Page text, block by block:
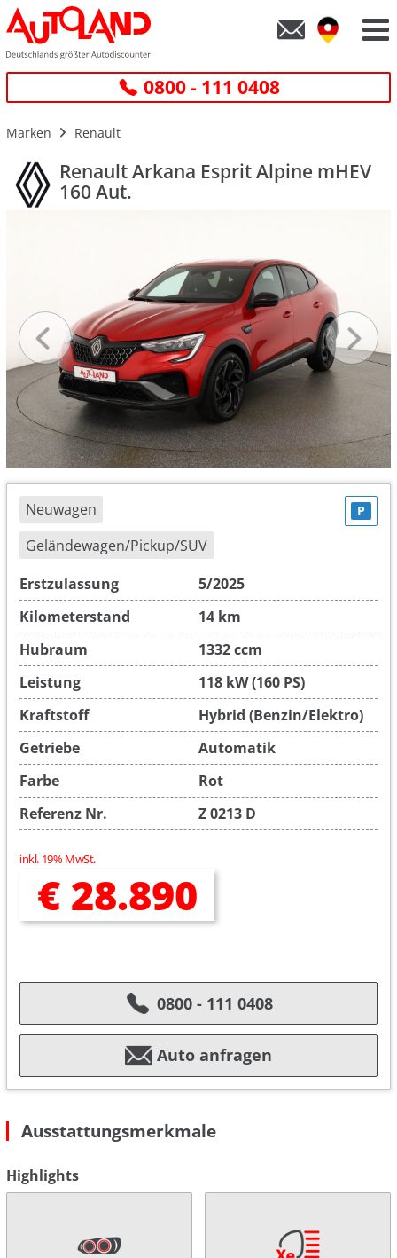
0800 - 111 0408
Marken Renault
Renault Arkana Esprit Alpine mHEV
160 Aut.
Neuwagen
Geländewagen/Pickup/SUV
P
Erstzulassung
5/2025
Kilometerstand
14 km
Hubraum
1332 ccm
Leistung
118 kW (160 PS)
Kraftstoff
Hybrid (Benzin/Elektro)
Getriebe
Automatik
Farbe
Rot
Referenz Nr.
Z 0213 D
inkl. 19% MwSt.
€ 28.890
0800 - 111 0408
Auto anfragen
Ausstattungsmerkmale
Highlights